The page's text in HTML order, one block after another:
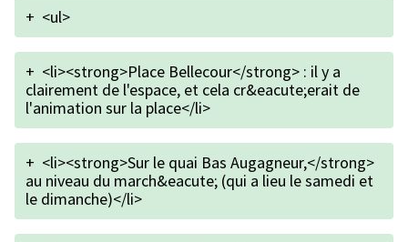
+ <ul>
+ <li><strong>Place Bellecour</strong> : il y a
clairement de l'espace, et cela cr&eacute;erait de
l'animation sur la place</li>
+ <li><strong>Sur le quai Bas Augagneur,</strong>
au niveau du march&eacute; (qui a lieu le samedi et
le dimanche)</li>